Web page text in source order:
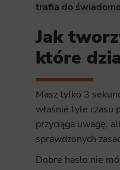
trafia do
Jak
które
Masz tylko 3
właśnie tyle czasu
przyciąga uwagę,
sprawdzonych
Dobre hasło nie